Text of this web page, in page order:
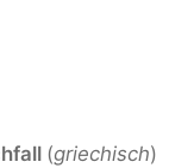
(griechisch)